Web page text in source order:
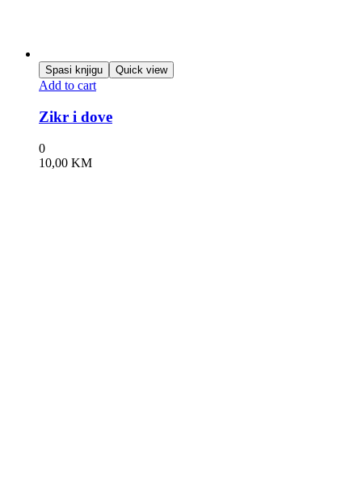
Spasi knjigu Quick view
Add to cart
Zikr i dove
0
10,00 KM